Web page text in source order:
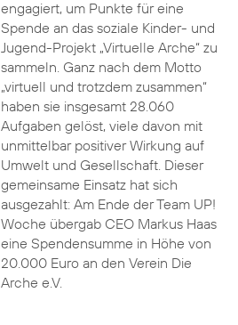
engagiert, um Punkte für eine
Spende an das soziale Kinder- und
Jugend-Projekt „Virtuelle Arche“ zu
sammeln. Ganz nach dem Motto
„virtuell und trotzdem zusammen“
haben sie insgesamt 28.060
Aufgaben gelöst, viele davon mit
unmittelbar positiver Wirkung auf
Umwelt und Gesellschaft. Dieser
gemeinsame Einsatz hat sich
ausgezahlt: Am Ende der Team UP!
Woche übergab CEO Markus Haas
eine Spendensumme in Höhe von
20.000 Euro an den Verein Die
Arche e.V.